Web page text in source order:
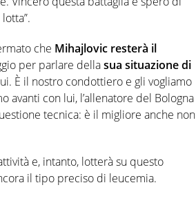
che Mihajlovic resterà il
per parlare dellasua situazione di
È il nostro condottiero e gli vogliamo
avanti con lui, l’allenatore del Bologna
tecnica: è il migliore anche non
e, intanto, lotterà su questo
il tipo preciso di leucemia.